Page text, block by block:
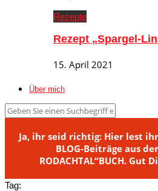
Rezepte
Rezept „Spargel-
15. April 2021
Über mich
Ja, ihr seid richtig: Hier lest
BLOG-Beiträge aus
RODACHTAL“BUCH.
Tag: